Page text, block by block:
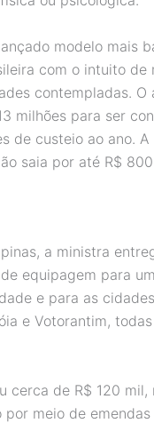
modelo mais
com o intuito de
contempladas. O
milhões para ser
de custeio ao ano.
saia por até R$
a ministra
equipagem para
e para as
e Votorantim,
cerca de R$ 120 mil,
por meio de